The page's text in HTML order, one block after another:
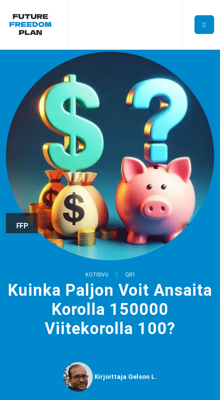
FFP
KOTISIVU QR1
Kuinka Paljon Voit Ansaita
Korolla 150000
Viitekorolla 100?
Kirjoittaja Gelson L.